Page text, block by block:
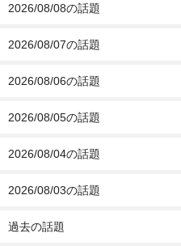
2026/08/08の話題
2026/08/07の話題
2026/08/06の話題
2026/08/05の話題
2026/08/04の話題
2026/08/03の話題
過去の話題